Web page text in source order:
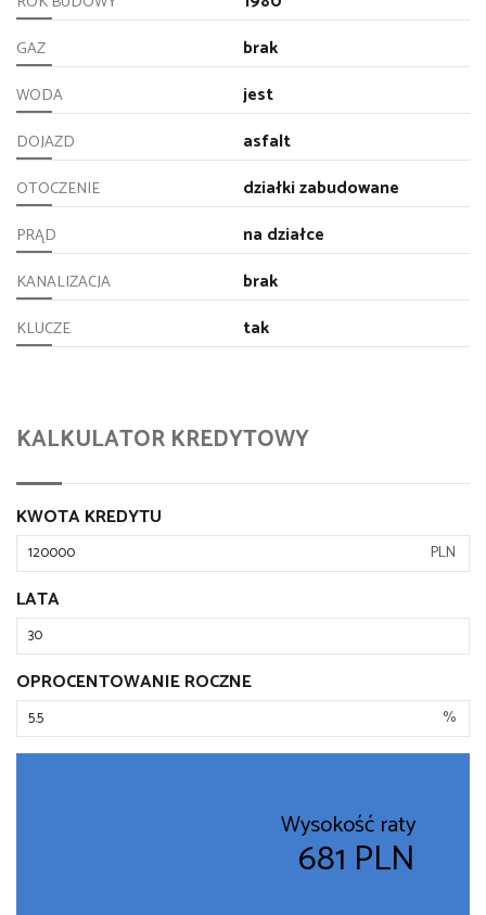
GAZ brak
WODA jest
DOJAZD asfalt
OTOCZENIE działki zabudowane
PRĄD na działce
KANALIZACJA brak
KLUCZE tak
KALKULATOR KREDYTOWY
KWOTA KREDYTU
PLN
LATA
OPROCENTOWANIE ROCZNE
%
Wysokość raty
681 PLN